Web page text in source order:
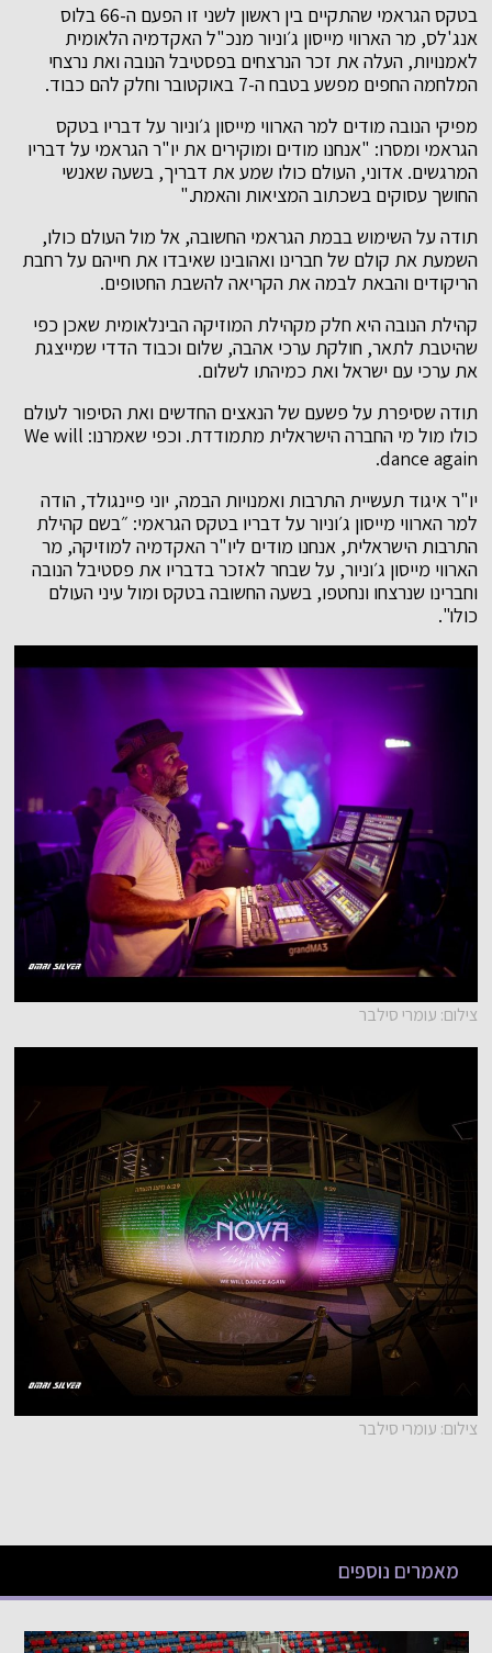
בטקס הגראמי שהתקיים בין ראשון לשני זו הפעם ה-66 בלוס
אנג'לס, מר הארווי מייסון ג׳וניור מנכ"ל האקדמיה הלאומית
לאמנויות, העלה את זכר הנרצחים בפסטיבל הנובה ואת נרצחי
המלחמה החפים מפשע בטבח ה-7 באוקטובר וחלק להם כבוד.
מפיקי הנובה מודים למר הארווי מייסון ג׳וניור על דבריו בטקס
הגראמי ומסרו: "אנחנו מודים ומוקירים את יו"ר הגראמי על דבריו
המרגשים. אדוני, העולם כולו שמע את דבריך, בשעה שאנשי
החושך עסוקים בשכתוב המציאות והאמת."
תודה על השימוש בבמת הגראמי החשובה, אל מול העולם כולו,
השמעת את קולם של חברינו ואהובינו שאיבדו את חייהם על רחבת
הריקודים והבאת לבמה את הקריאה להשבת החטופים.
קהילת הנובה היא חלק מקהילת המוזיקה הבינלאומית שאכן כפי
שהיטבת לתאר, חולקת ערכי אהבה, שלום וכבוד הדדי שמייצגת
את ערכי עם ישראל ואת כמיהתו לשלום.
תודה שסיפרת על פשעם של הנאצים החדשים ואת הסיפור לעולם
כולו מול מי החברה הישראלית מתמודדת. וכפי שאמרנו: We will
dance again.
יו"ר איגוד תעשיית התרבות ואמנויות הבמה, יוני פיינגולד, הודה
למר הארווי מייסון ג׳וניור על דבריו בטקס הגראמי: ״בשם קהילת
התרבות הישראלית, אנחנו מודים ליו"ר האקדמיה למוזיקה, מר
הארווי מייסון ג׳וניור, על שבחר לאזכר בדבריו את פסטיבל הנובה
וחברינו שנרצחו ונחטפו, בשעה החשובה בטקס ומול עיני העולם
כולו".
צילום: עומרי סילבר
צילום: עומרי סילבר
מאמרים נוספים